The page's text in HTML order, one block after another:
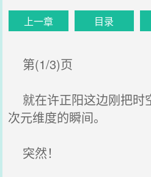
上一章 目录
第(1/3)页
就在许正阳这边刚把时
次元维度的瞬间。
突然！